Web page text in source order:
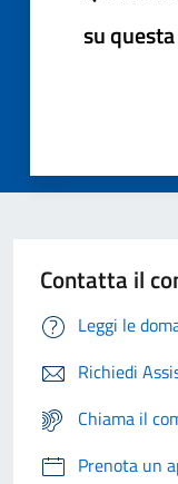
su
Contatta il
Leggi le
Richiedi
Chiama il
Prenota un